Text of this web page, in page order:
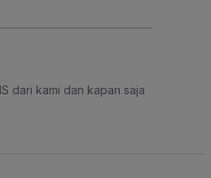
dari kami dan kapan saja